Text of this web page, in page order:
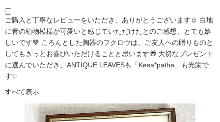
ご購入と丁寧なレビューをいただき、ありがとうございます☺️ 白地
に青の植物模様が可愛いと感じていただけたとのご感想、とても嬉
しいです💙 ころんとした陶器のフクロウは、ご友人への贈りものと
してもきっとお喜びいただけることと思います🎁 大切なプレゼント
に選んでいただき、ANTIQUE LEAVESも「Kesa*patha」も光栄で
す✨
すべて表示